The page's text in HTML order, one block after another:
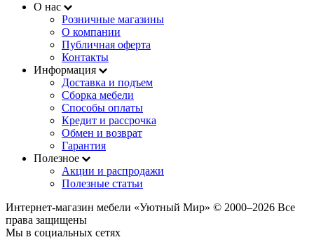
О нас
Розничные магазины
О компании
Публичная оферта
Контакты
Информация
Доставка и подъем
Сборка мебели
Способы оплаты
Кредит и рассрочка
Обмен и возврат
Гарантия
Полезное
Акции и распродажи
Полезные статьи
Интернет-магазин мебели «Уютный Мир» © 2000‒2026 Все
права защищены
Мы в социальных сетях